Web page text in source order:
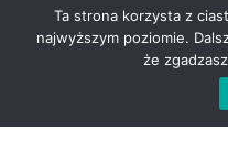
Ta strona korzysta z
najwyższym poziomie.
że